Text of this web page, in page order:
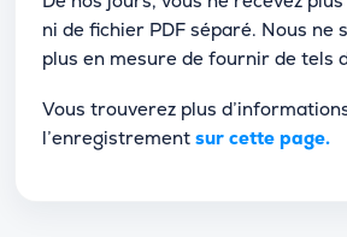
ni de fichier PDF séparé. Nous ne
plus en mesure de fournir de tels
Vous trouverez plus
l’enregistrement sur cette page.